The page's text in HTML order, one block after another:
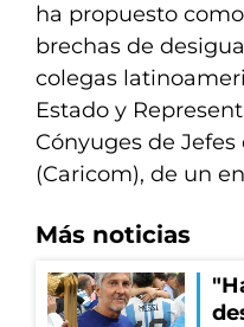
ha propuesto
brechas de
colegas
Estado y
Cónyuges de
(Caricom), de un
Más noticias